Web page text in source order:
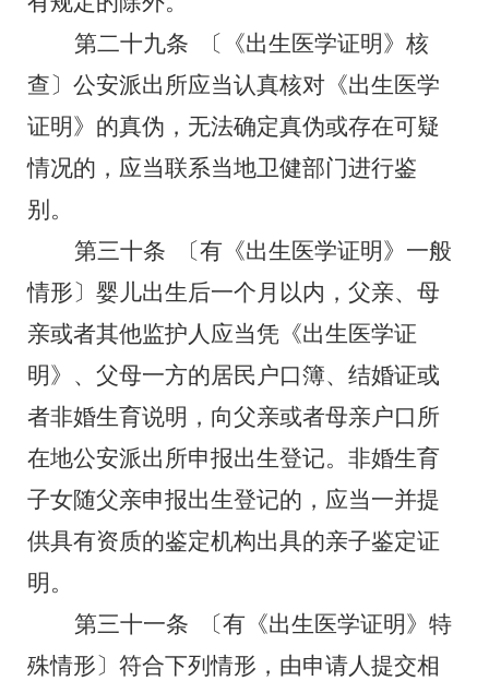
第二十九条
〔《出生医学证明》核
查〕 公安派出所应当认真核对《出生医学
证明》的真伪，无法确定真伪或存在可疑
情况的，应当联系当地卫健部门进行鉴
别。
第三十条
〔有《出生医学证明》一般
情形〕 婴儿出生后一个月以内，父亲、母
亲或者其他监护人应当凭《出生医学证
明》、父母一方的居民户口簿、结婚证或
者非婚生育说明，向父亲或者母亲户口所
在地公安派出所申报出生登记。非婚生育
子女随父亲申报出生登记的，应当一并提
供具有资质的鉴定机构出具的亲子鉴定证
明。
第三十一条
〔有《出生医学证明》特
殊情形〕符合下列情形，由申请人提交相